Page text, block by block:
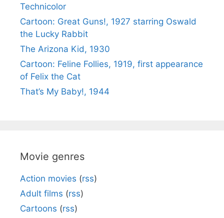
Technicolor
Cartoon: Great Guns!, 1927 starring Oswald
the Lucky Rabbit
The Arizona Kid, 1930
Cartoon: Feline Follies, 1919, first appearance
of Felix the Cat
That’s My Baby!, 1944
Movie genres
Action movies (rss)
Adult films (rss)
Cartoons (rss)